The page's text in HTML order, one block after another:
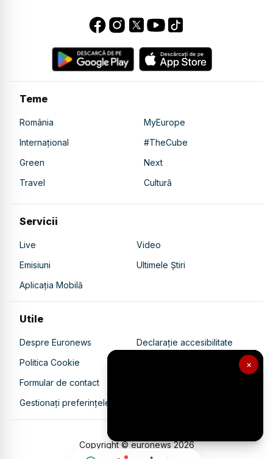
×
Teme
România
MyEurope
Internațional
#TheCube
Green
Next
Travel
Cultură
Servicii
Live
Video
Emisiuni
Ultimele Știri
Aplicația Mobilă
Utile
Despre Euronews
Declarație accesibilitate
Politica Cookie
Politica de confidențialitate
Formular de contact
Gestionați preferințele
Copyright © euronews2026